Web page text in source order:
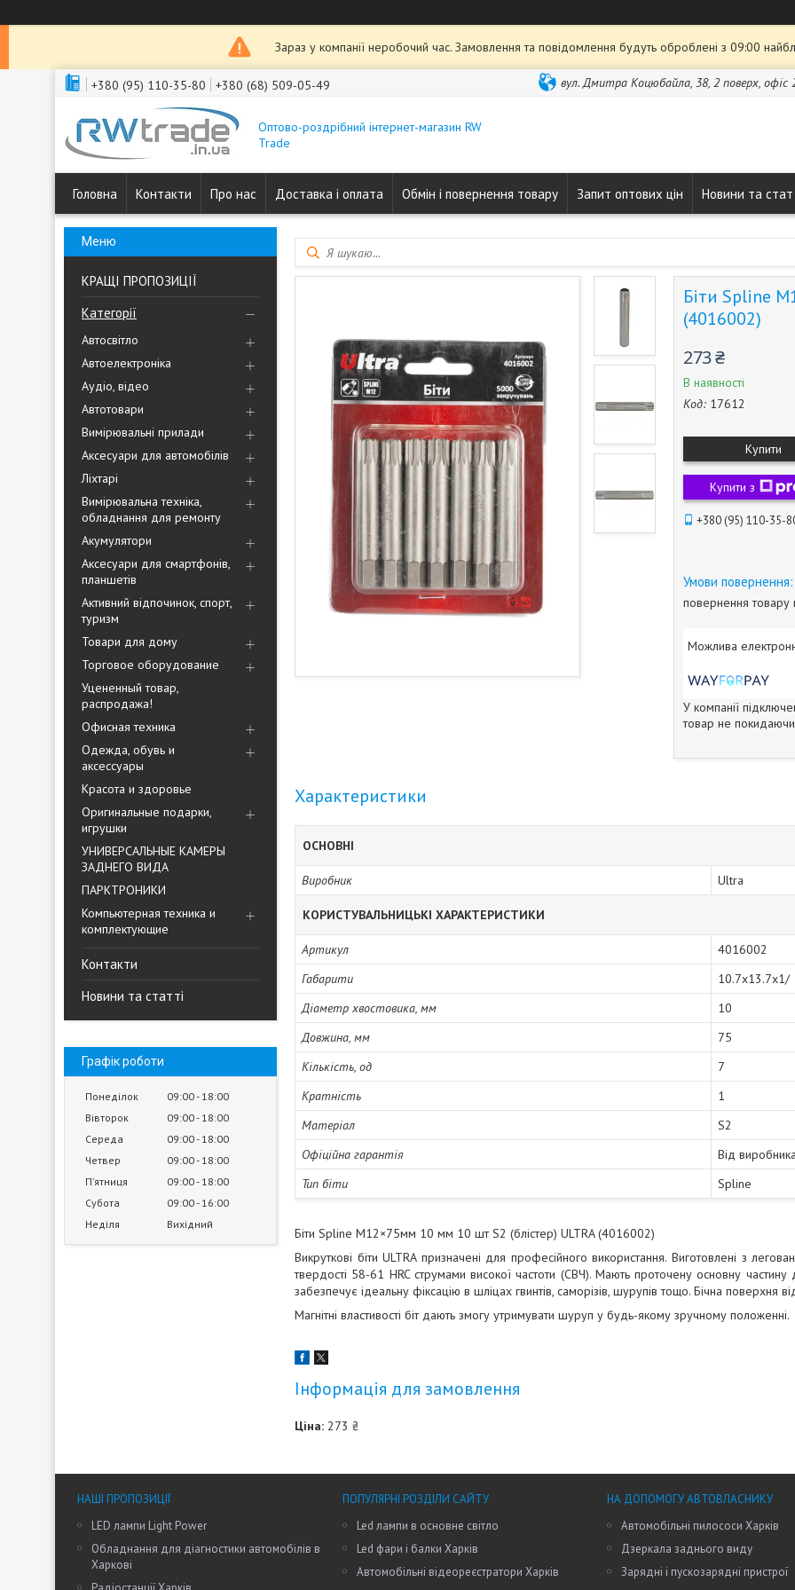
Зараз у компанії неробочий час. Замовлення та повідомлення будуть оброблені з 09:00
+380 (95) 110-35-80 +380 (68) 509-05-49 вул. Дмитра Коцюбайла, 38, 2 поверх, офіс
Оптово-роздрібний інтернет-магазин RW
Trade
Головна Контакти Про нас Доставка і оплата Обмін і повернення товару Запит оптових цін Новини та
КРАЩІ ПРОПОЗИЦІЇ
Категорії
Автосвітло
Автоелектроніка
Аудіо, відео
Автотовари
Вимірювальні прилади
Аксесуари для автомобілів
Ліхтарі
Вимірювальна техніка,
обладнання для ремонту
Акумулятори
Аксесуари для смартфонів,
планшетів
Активний відпочинок, спорт,
туризм
Товари для дому
Торговое оборудование
Уцененный товар,
распродажа!
Офисная техника
Одежда, обувь и
аксессуары
Красота и здоровье
Оригинальные подарки,
игрушки
УНИВЕРСАЛЬНЫЕ КАМЕРЫ
ЗАДНЕГО ВИДА
ПАРКТРОНИКИ
Компьютерная техника и
комплектующие
Контакти
Новини та статті
Графік роботи
Понеділок 09:00 18:00
Вівторок
09:00 18:00
Середа
09:00 18:00
Четвер
09:00 18:00
Пʼятниця
09:00 18:00
Субота
09:00 16:00
Неділя
Вихідний
Біти Spline
(4016002)
273 ₴
В наявності
Код: 17612
Купити
Купити з
+380 (95) 110-35-
повернення
У компанії
товар не покидаючи
Характеристики
ОСНОВНІ
Виробник Ultra
КОРИСТУВАЛЬНИЦЬКІ ХАРАКТЕРИСТИКИ
Артикул
4016002
Габарити
10.7x13.7x1/
Діаметр хвостовика, мм
10
Довжина, мм
75
Кількість, од
7
Кратність
1
Матеріал
S2
Офіційна гарантія
Від
Тип біти
Spline
Біти Spline M12×75мм 10 мм 10 шт S2 (блістер) ULTRA (4016002)
Викруткові біти ULTRA призначені для професійного використання. Виготовлені з
твердості 58-61 HRC струмами високої частоти (СВЧ). Мають проточену основну
забезпечує ідеальну фіксацію в шліцах гвинтів, саморізів, шурупів тощо. Бічна поверхня
Магнітні властивості біт дають змогу утримувати шуруп у будь-якому зручному положенні.
Інформація для замовлення
Ціна: 273 ₴
НАШІ ПРОПОЗИЦІЇ
LED лампи Light Power
Обладнання для діагностики автомобілів в
Харкові
ПОПУЛЯРНІ РОЗДІЛИ САЙТУ
Led лампи в основне світло
Led фари і балки Харків
Автомобільні відеореєстратори Харків
НА ДОПОМОГУ АВТОВЛАСНИКУ
Автомобільні пилососи Харків
Дзеркала заднього виду
Зарядні і пускозарядні пристрої